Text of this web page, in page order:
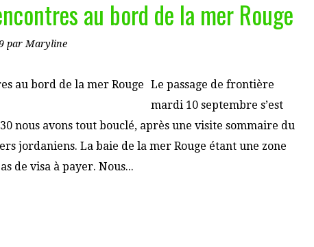
au bord de la mer Rouge
par Maryline
Le passage de frontière
mardi 10 septembre s’est
nous avons tout bouclé, après une visite sommaire du
jordaniens. La baie de la mer Rouge étant une zone
de visa à payer. Nous...